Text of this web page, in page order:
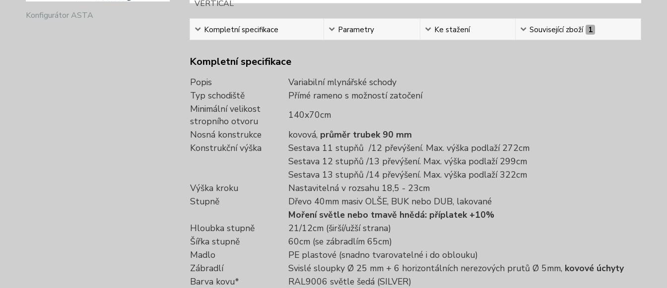
Konfigurátor ASTA
Kompletní specifikace Parametry Ke stažení Související zboží 1
Kompletní specifikace
Popis
Variabilní mlynářské schody
Typ schodiště
Přímé rameno s možností zatočení
Minimální velikost
stropního otvoru
140x70cm
Nosná konstrukce
kovová, průměr trubek 90 mm
Konstrukční výška
Sestava 11 stupňů /12 převýšení. Max. výška podlaží 272cm
Sestava 12 stupňů /13 převýšení. Max. výška podlaží 299cm
Sestava 13 stupňů /14 převýšení. Max. výška podlaží 322cm
Výška kroku
Nastavitelná v rozsahu 18,5 - 23cm
Stupně
Dřevo 40mm masiv OLŠE, BUK nebo DUB, lakované
Moření světle nebo tmavě hnědá: příplatek +10%
Hloubka stupně
21/12cm (širší/užší strana)
Šířka stupně
60cm (se zábradlím 65cm)
Madlo
PE plastové (snadno tvarovatelné i do oblouku)
Zábradlí
Svislé sloupky Ø 25 mm + 6 horizontálních nerezových prutů Ø 5mm, kovové úchyty
Barva kovu*
RAL9006 světle šedá (SILVER)